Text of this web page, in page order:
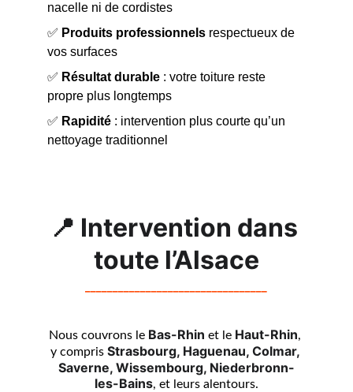
nacelle ni de cordistes
✅ Produits professionnels respectueux de
vos surfaces
✅ Résultat durable : votre toiture reste
propre plus longtemps
✅ Rapidité : intervention plus courte qu’un
nettoyage traditionnel
📍 Intervention dans
toute l’Alsace
Nous couvrons le Bas-Rhin et le Haut-Rhin,
y compris Strasbourg, Haguenau, Colmar,
Saverne, Wissembourg, Niederbronn-
les-Bains, et leurs alentours.